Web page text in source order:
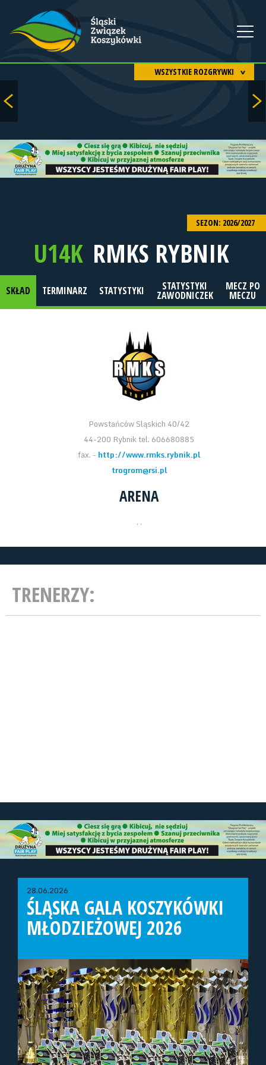
WSZYSTKIE ROZGRYWKI
SEZON: 2026/2027
U14K RMKS RYBNIK
SKŁAD TERMINARZ STATYSTYKI STATYSTYKI
ZAWODNICZEK
MECZ PO
MECZU
Powstańców Sląskich 40/42
44-200 Rybnik tel. 606680885
fax. - http://www.rmks.rybnik.pl
trogrom@rsi.pl
ARENA
, ,
TRENERZY:
28.06.2026
ŚLĄSKA GALA KOSZYKÓWKI
MŁODZIEŻOWEJ 2026